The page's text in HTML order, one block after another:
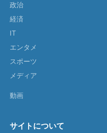
政治
経済
IT
エンタメ
スポーツ
メディア
動画
サイトについて